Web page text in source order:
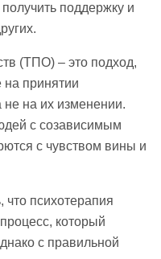
поддержку и
(ТПО) – это подход,
на принятии
на их изменении.
с созависимым
с чувством вины и
что психотерапия
который
с правильной